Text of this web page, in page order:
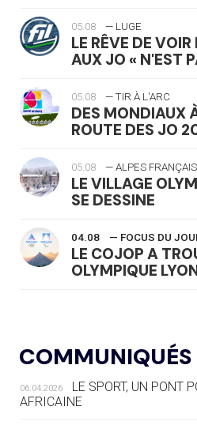
05.08 — LUGE
LE RÊVE DE
AUX JO « N'EST
05.08 — TIR À L'ARC
DES MONDIAUX
ROUTE DES JO
05.08 — ALPES
LE VILLAGE
SE DESSINE
04.08 — FOCUS DU
LE COJOP A
OLYMPIQUE
« L'ALLEMAGNE
COMMENT
RESPONSABLES »
04.08
COMMUNIQUÉS
06.04.2026
LE SPORT, UN PONT
AFRICAINE